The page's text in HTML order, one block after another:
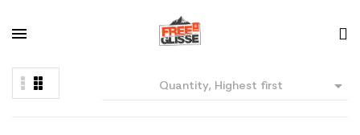
Quantity, Highest first 